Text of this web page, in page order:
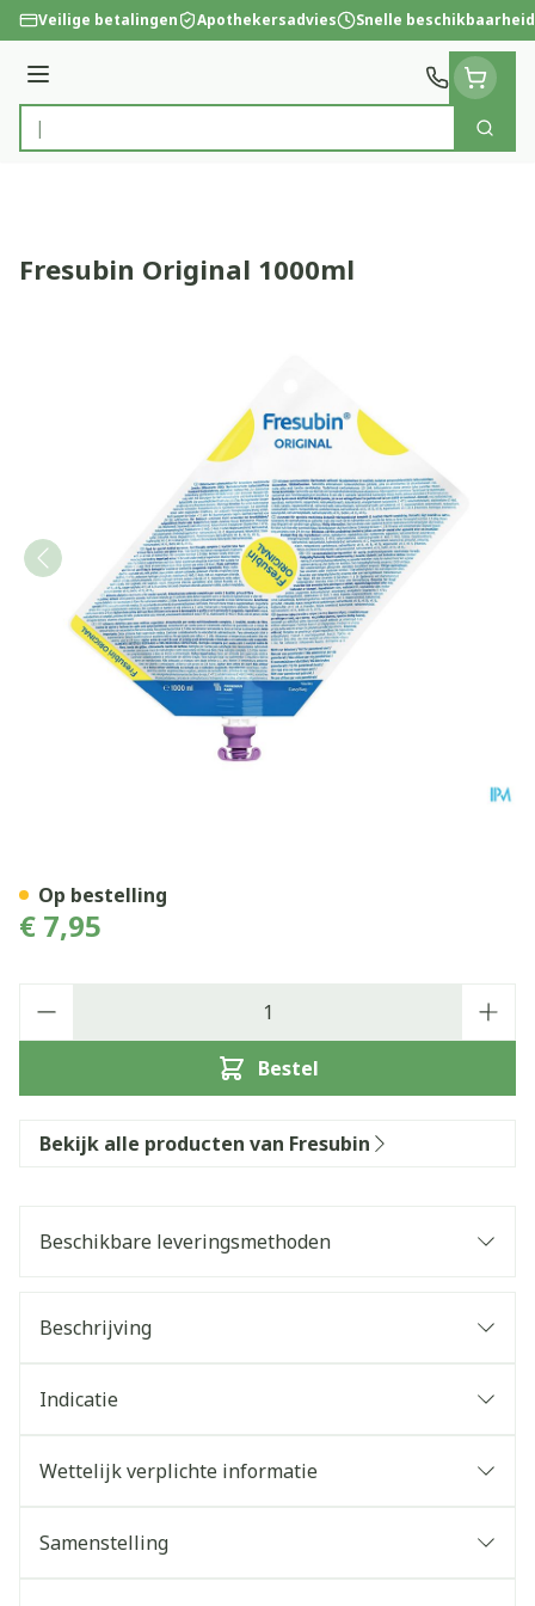
Ga naar de inhoud
Veilige betalingen Apothekersadvies Snelle beschikbaarheid
Menu
Product, merk, categorie...
Zoek
Fresubin Original 1000ml
€ 7,95
Bestel
Op bestelling
Bekijk alle producten van Fresubin
Beschikbare leveringsmethoden
Beschrijving
Indicatie
Wettelijk verplichte informatie
Samenstelling